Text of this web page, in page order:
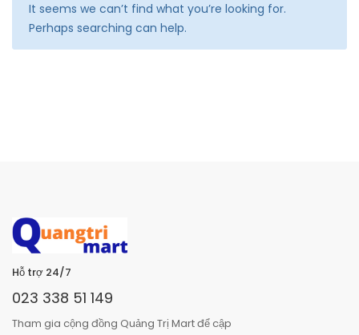
It seems we can’t find what you’re looking for.
Perhaps searching can help.
Hỗ trợ 24/7
023 338 51 149
Tham gia cộng đồng Quảng Trị Mart để cập